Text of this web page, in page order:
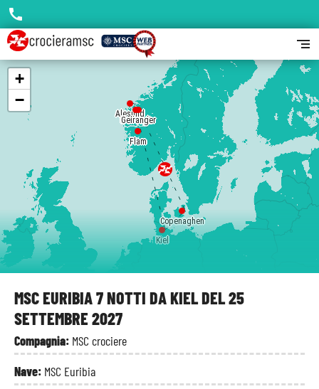
MSC EURIBIA 7 NOTTI DA KIEL DEL 25
SETTEMBRE 2027
Compagnia: MSC crociere
Nave: MSC Euribia
Kiel
Copenaghen
Hellesylt
Geiranger
Alesund
Flam
+
−
call
segment